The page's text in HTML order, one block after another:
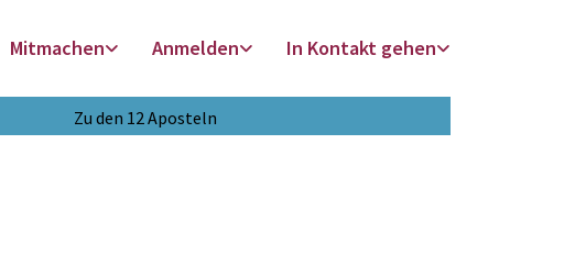
Mitmachen Anmelden In Kontakt gehen
Zu den 12 Aposteln